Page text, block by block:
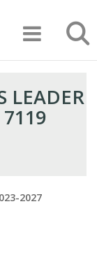
2027